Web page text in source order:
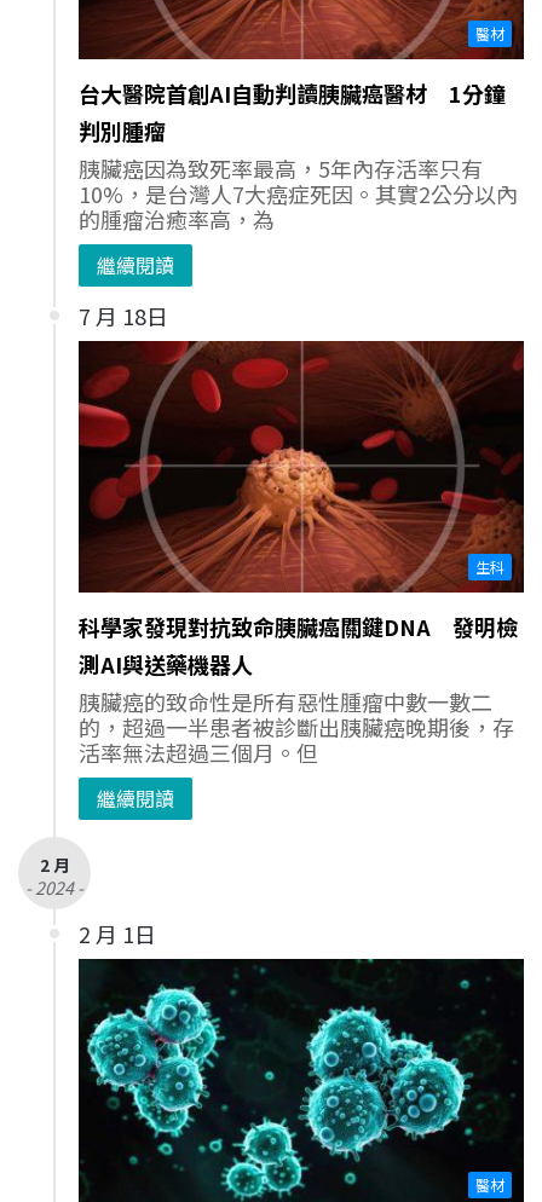
醫材
台大醫院首創AI自動判讀胰臟癌醫材 1分鐘
判別腫瘤
胰臟癌因為致死率最高，5年內存活率只有
10%，是台灣人7大癌症死因。其實2公分以內
的腫瘤治癒率高，為
繼續閱讀
7 月 18日
生科
科學家發現對抗致命胰臟癌關鍵DNA 發明檢
測AI與送藥機器人
胰臟癌的致命性是所有惡性腫瘤中數一數二
的，超過一半患者被診斷出胰臟癌晚期後，存
活率無法超過三個月。但
繼續閱讀
2 月
- 2024 -
2 月 1日
醫材